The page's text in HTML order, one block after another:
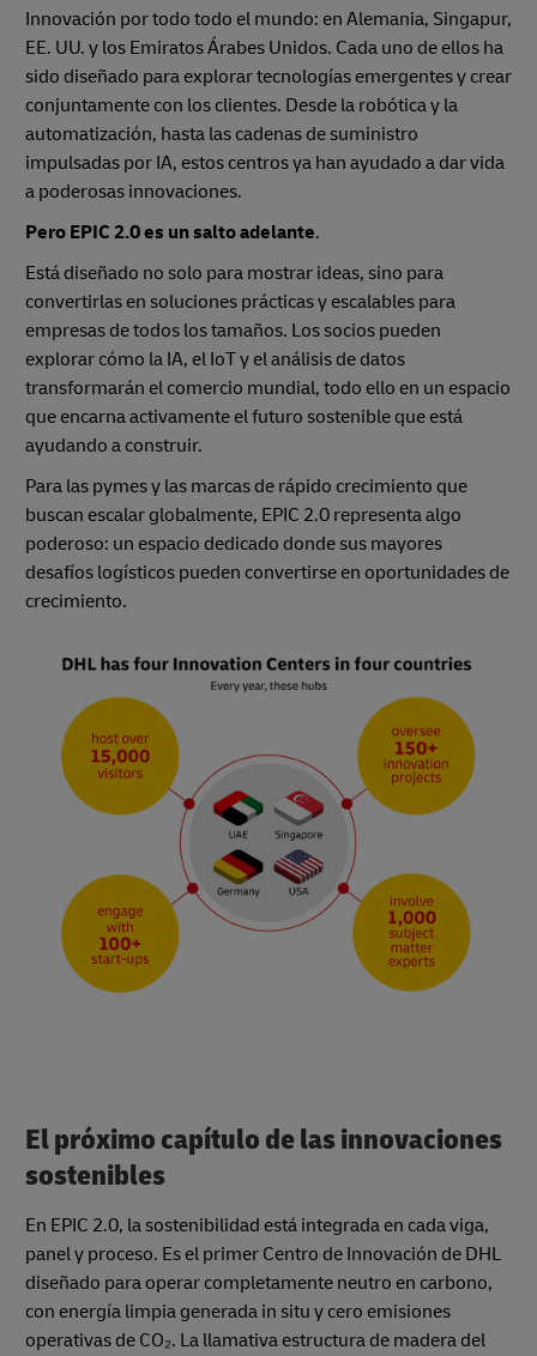
Innovación por todo todo el mundo: en Alemania, Singapur,
EE. UU. y los Emiratos Árabes Unidos. Cada uno de ellos ha
sido diseñado para explorar tecnologías emergentes y crear
conjuntamente con los clientes. Desde la robótica y la
automatización, hasta las cadenas de suministro
impulsadas por IA, estos centros ya han ayudado a dar vida
a poderosas innovaciones.
Pero EPIC 2.0 es un salto adelante.
Está diseñado no solo para mostrar ideas, sino para
convertirlas en soluciones prácticas y escalables para
empresas de todos los tamaños. Los socios pueden
explorar cómo la IA, el IoT y el análisis de datos
transformarán el comercio mundial, todo ello en un espacio
que encarna activamente el futuro sostenible que está
ayudando a construir.
Para las pymes y las marcas de rápido crecimiento que
buscan escalar globalmente, EPIC 2.0 representa algo
poderoso: un espacio dedicado donde sus mayores
desafíos logísticos pueden convertirse en oportunidades de
crecimiento.
El próximo capítulo de las innovaciones
sostenibles
En EPIC 2.0, la sostenibilidad está integrada en cada viga,
panel y proceso. Es el primer Centro de Innovación de DHL
diseñado para operar completamente neutro en carbono,
con energía limpia generada in situ y cero emisiones
operativas de CO₂. La llamativa estructura de madera del